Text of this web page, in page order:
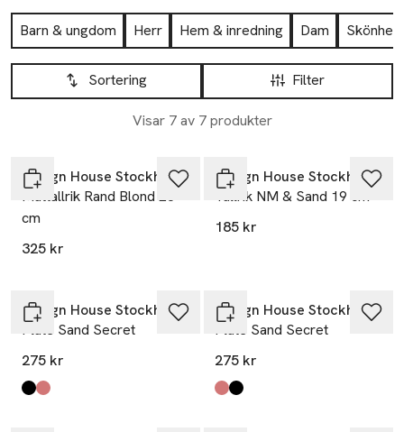
Hoppa till produktsidan
Barn & ungdom Herr Hem & inredning Dam
Skönhet
Hoppa till produktsidan
Filter
Sortering
Visar 7 av 7 produkter
Lista över produkter
Design House Stockholm
Mattallrik Rand Blond 28
cm
325 kr
Design House Stockholm
Tallrik NM & Sand 19 cm
185 kr
Design House Stockholm
Plate Sand Secret
275 kr
Produkten finns i färgerna:
Black Clay
Red Clay
Design House Stockholm
Plate Sand Secret
275 kr
Produkten finns i färgerna:
Red Clay
Black Clay